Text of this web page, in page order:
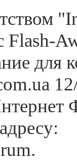
Flash-
для